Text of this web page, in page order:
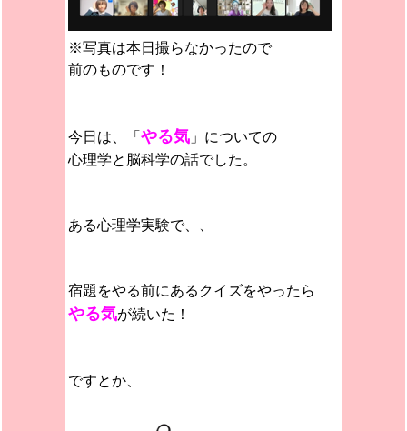
※写真は本日撮らなかったので
前のものです！
今日は、「 やる気」についての
心理学と脳科学の話でした。
ある心理学実験で、、
宿題をやる前にあるクイズをやったら
やる気が続いた！
ですとか、